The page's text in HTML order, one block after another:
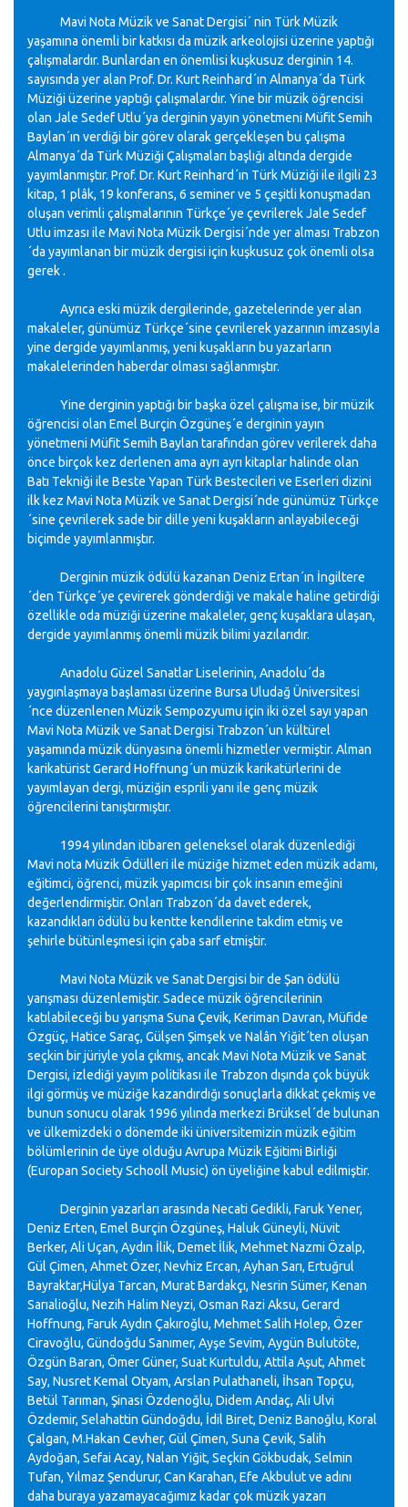
Mavi Nota Müzik ve Sanat Dergisi´ nin Türk Müzik
yaşamına önemli bir katkısı da müzik arkeolojisi üzerine yaptığı
çalışmalardır. Bunlardan en önemlisi kuşkusuz derginin 14.
sayısında yer alan Prof. Dr. Kurt Reinhard´ın Almanya´da Türk
Müziği üzerine yaptığı çalışmalardır. Yine bir müzik öğrencisi
olan Jale Sedef Utlu´ya derginin yayın yönetmeni Müfit Semih
Baylan´ın verdiği bir görev olarak gerçekleşen bu çalışma
Almanya´da Türk Müziği Çalışmaları başlığı altında dergide
yayımlanmıştır. Prof. Dr. Kurt Reinhard´ın Türk Müziği ile ilgili 23
kitap, 1 plâk, 19 konferans, 6 seminer ve 5 çeşitli konuşmadan
oluşan verimli çalışmalarının Türkçe´ye çevrilerek Jale Sedef
Utlu imzası ile Mavi Nota Müzik Dergisi´nde yer alması Trabzon
´da yayımlanan bir müzik dergisi için kuşkusuz çok önemli olsa
gerek .
Ayrıca eski müzik dergilerinde, gazetelerinde yer alan
makaleler, günümüz Türkçe´sine çevrilerek yazarının imzasıyla
yine dergide yayımlanmış, yeni kuşakların bu yazarların
makalelerinden haberdar olması sağlanmıştır.
Yine derginin yaptığı bir başka özel çalışma ise, bir müzik
öğrencisi olan Emel Burçin Özgüneş´e derginin yayın
yönetmeni Müfit Semih Baylan tarafından görev verilerek daha
önce birçok kez derlenen ama ayrı ayrı kitaplar halinde olan
Batı Tekniği ile Beste Yapan Türk Bestecileri ve Eserleri dizini
ilk kez Mavi Nota Müzik ve Sanat Dergisi´nde günümüz Türkçe
´sine çevrilerek sade bir dille yeni kuşakların anlayabileceği
biçimde yayımlanmıştır.
Derginin müzik ödülü kazanan Deniz Ertan´ın İngiltere
´den Türkçe´ye çevirerek gönderdiği ve makale haline getirdiği
özellikle oda müziği üzerine makaleler, genç kuşaklara ulaşan,
dergide yayımlanmış önemli müzik bilimi yazılarıdır.
Anadolu Güzel Sanatlar Liselerinin, Anadolu´da
yaygınlaşmaya başlaması üzerine Bursa Uludağ Üniversitesi
´nce düzenlenen Müzik Sempozyumu için iki özel sayı yapan
Mavi Nota Müzik ve Sanat Dergisi Trabzon´un kültürel
yaşamında müzik dünyasına önemli hizmetler vermiştir. Alman
karikatürist Gerard Hoffnung´un müzik karikatürlerini de
yayımlayan dergi, müziğin esprili yanı ile genç müzik
öğrencilerini tanıştırmıştır.
1994 yılından itibaren geleneksel olarak düzenlediği
Mavi nota Müzik Ödülleri ile müziğe hizmet eden müzik adamı,
eğitimci, öğrenci, müzik yapımcısı bir çok insanın emeğini
değerlendirmiştir. Onları Trabzon´da davet ederek,
kazandıkları ödülü bu kentte kendilerine takdim etmiş ve
şehirle bütünleşmesi için çaba sarf etmiştir.
Mavi Nota Müzik ve Sanat Dergisi bir de Şan ödülü
yarışması düzenlemiştir. Sadece müzik öğrencilerinin
katılabileceği bu yarışma Suna Çevik, Keriman Davran, Müfide
Özgüç, Hatice Saraç, Gülşen Şimşek ve Nalân Yiğit´ten oluşan
seçkin bir jüriyle yola çıkmış, ancak Mavi Nota Müzik ve Sanat
Dergisi, izlediği yayım politikası ile Trabzon dışında çok büyük
ilgi görmüş ve müziğe kazandırdığı sonuçlarla dikkat çekmiş ve
bunun sonucu olarak 1996 yılında merkezi Brüksel´de bulunan
ve ülkemizdeki o dönemde iki üniversitemizin müzik eğitim
bölümlerinin de üye olduğu Avrupa Müzik Eğitimi Birliği
(Europan Society Schooll Music) ön üyeliğine kabul edilmiştir.
Derginin yazarları arasında Necati Gedikli, Faruk Yener,
Deniz Erten, Emel Burçin Özgüneş, Haluk Güneyli, Nüvit
Berker, Ali Uçan, Aydın İlik, Demet İlik, Mehmet Nazmi Özalp,
Gül Çimen, Ahmet Özer, Nevhiz Ercan, Ayhan Sarı, Ertuğrul
Bayraktar,Hülya Tarcan, Murat Bardakçı, Nesrin Sümer, Kenan
Sarıalioğlu, Nezih Halim Neyzi, Osman Razi Aksu, Gerard
Hoffnung, Faruk Aydın Çakıroğlu, Mehmet Salih Holep, Özer
Ciravoğlu, Gündoğdu Sanımer, Ayşe Sevim, Aygün Bulutöte,
Özgün Baran, Ömer Güner, Suat Kurtuldu, Attila Aşut, Ahmet
Say, Nusret Kemal Otyam, Arslan Pulathaneli, İhsan Topçu,
Betül Tarıman, Şinasi Özdenoğlu, Didem Andaç, Ali Ulvi
Özdemir, Selahattin Gündoğdu, İdil Biret, Deniz Banoğlu, Koral
Çalgan, M.Hakan Cevher, Gül Çimen, Suna Çevik, Salih
Aydoğan, Sefai Acay, Nalan Yiğit, Seçkin Gökbudak, Selmin
Tufan, Yılmaz Şendurur, Can Karahan, Efe Akbulut ve adını
daha buraya yazamayacağımız kadar çok müzik yazarı